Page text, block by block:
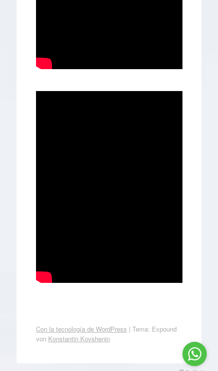
Con la tecnología de WordPress | Tema: Expound
von Konstantin Kovshenin